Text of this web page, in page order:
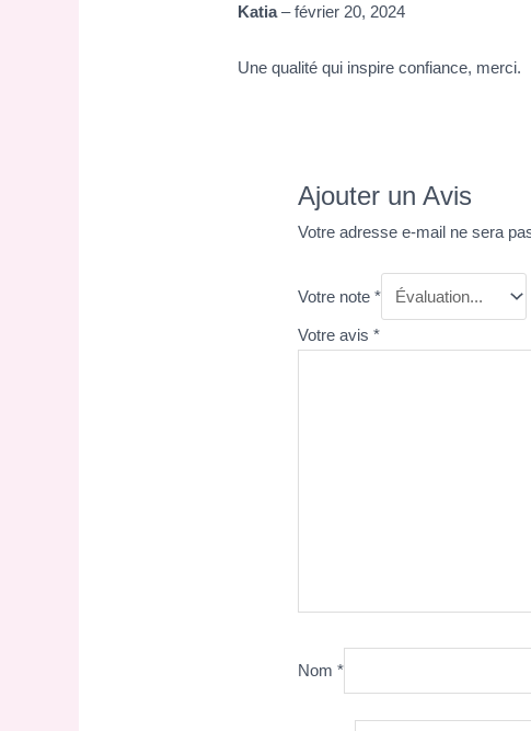
Katia– février 20, 2024
Une qualité qui inspire confiance, merci.
Ajouter un Avis
Votre adresse e-mail ne sera
Votre note*
Votre avis*
Nom*